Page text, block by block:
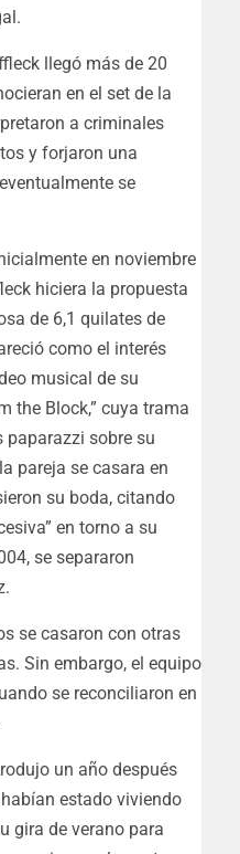
llegó más de 20
en el set de la
a criminales
y forjaron una
se
en noviembre
hiciera la propuesta
de 6,1 quilates de
como el interés
musical de su
the Block,” cuya trama
paparazzi sobre su
pareja se casara en
su boda, citando
en torno a su
se separaron
se casaron con otras
Sin embargo, el equipo
se reconciliaron en
un año después
estado viviendo
gira de verano para